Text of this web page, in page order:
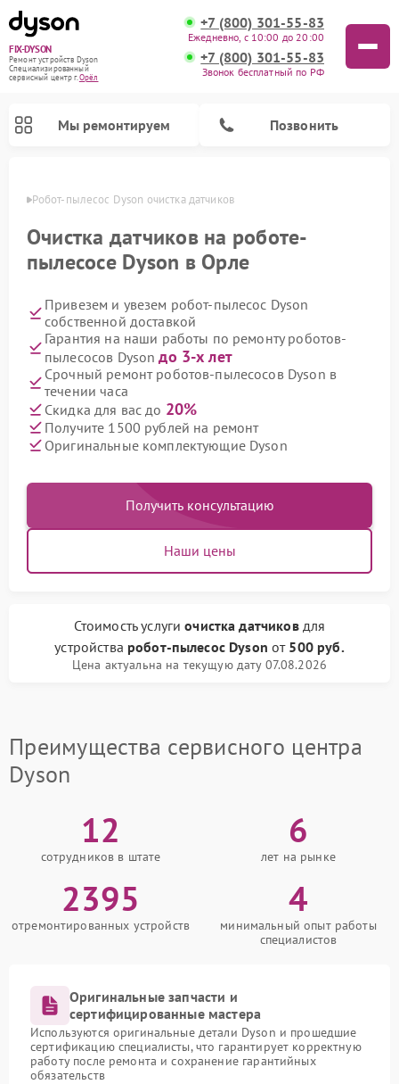
FIX-DYSON
Ремонт устройств Dyson
Специализированный
cервисный центр г.Орёл
+7 (800) 301-55-83
Ежедневно, с 10:00 до 20:00
+7 (800) 301-55-83
Звонок бесплатный по РФ
Мы ремонтируем Позвонить
Робот-пылесос Dyson очистка датчиков
Очистка датчиков на роботе-
пылесосе Dyson в Орле
Привезем и увезем робот-пылесос Dyson
собственной доставкой
Гарантия на наши работы по ремонту роботов-
пылесосов Dysonдо 3-х лет
Срочный ремонт роботов-пылесосов Dyson в
течении часа
Скидка для вас до 20%
Получите 1500 рублей на ремонт
Оригинальные комплектующие Dyson
Получить консультацию
Наши цены
Стоимость услугиочистка датчиковдля
устройства робот-пылесос Dyson от 500 руб.
Цена актуальна на текущую дату 07.08.2026
Преимущества сервисного центра
Dyson
12
сотрудников в штате
6
лет на рынке
2395
отремонтированных устройств
4
минимальный опыт работы
специалистов
Оригинальные запчасти и
сертифицированные мастера
Используются оригинальные детали Dyson и прошедшие
сертификацию специалисты, что гарантирует корректную
работу после ремонта и сохранение гарантийных
обязательств